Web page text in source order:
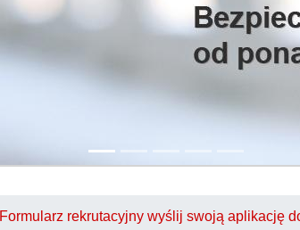
Formularz rekrutacyjny wyślij swoją aplikację